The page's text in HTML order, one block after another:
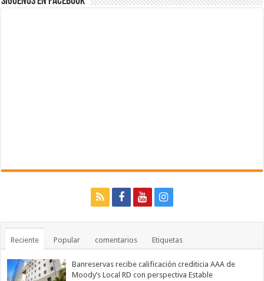
Reciente Popular comentarios Etiquetas
Banreservas recibe calificación crediticia AAA de
Moody’s Local RD con perspectiva Estable